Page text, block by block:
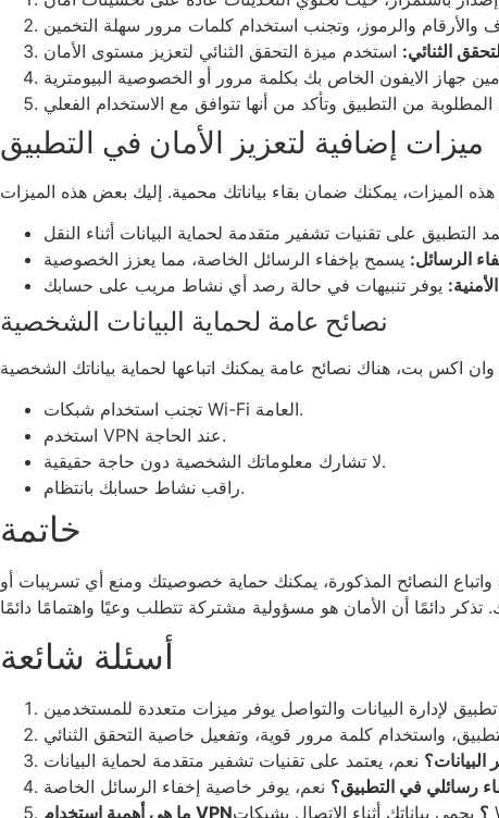
الثنائي:
ميزات إضافية لتعزيز الأمان في التطبيق
الرسائل:
نصائح عامة لحماية البيانات الشخصية
تجنب استخدام شبكات Wi-Fi العامة.
استخدم VPN عند الحاجة.
لا تشارك معلوماتك الشخصية دون حاجة حقيقية.
راقب نشاط حسابك بانتظام.
خاتمة
النصائح المذكورة، يمكنك حماية خصوصيتك ومنع أي تسريبات أو
أسئلة شائعة
رسائلي في التطبيق؟
ما هي أهمية استخدام VPN؟